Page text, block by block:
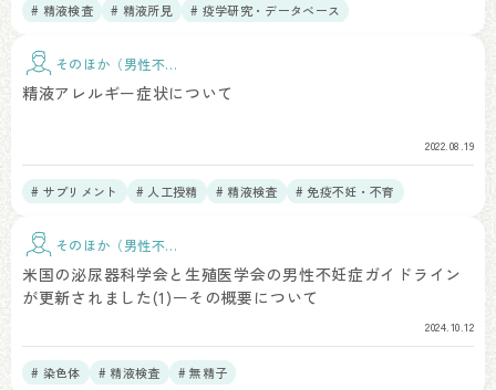
# 精液検査 # 精液所見 # 疫学研究・データベース
そのほか（男性不
精液アレルギー症状について
2022.08.19
# サプリメント # 人工授精 # 精液検査 # 免疫不妊・不育
そのほか（男性不
米国の泌尿器科学会と生殖医学会の男性不妊症ガイドライン
が更新されました(1)ーその概要について
2024.10.12
# 染色体 # 精液検査 # 無精子